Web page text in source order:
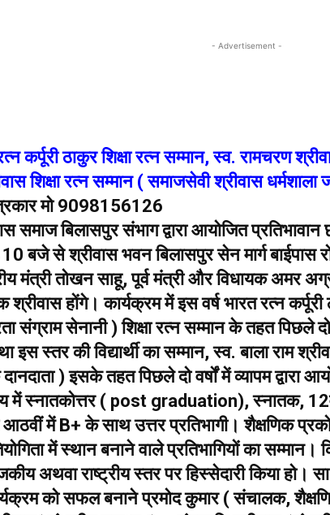
- Advertisement -
कर्पूरी ठाकुर शिक्षा रत्न सम्मान, स्व. रामचरण
शिक्षा रत्न सम्मान ( समाजसेवी श्रीवास
मो 9098156126
समाज बिलासपुर संभाग द्वारा आयोजित
बजे से श्रीवास भवन बिलासपुर सेन मार्ग बाईपास
मंत्री तोखन साहू, पूर्व मंत्री और विधायक अमर
श्रीवास होंगे। कार्यक्रम में इस वर्ष भारत रत्न
संग्राम सेनानी ) शिक्षा रत्न सम्मान के तहत पिछले
स्तर की विद्यार्थी का सम्मान, स्व. बाला राम
) इसके तहत पिछले दो वर्षों में व्यापम द्वारा
में स्नातकोत्तर ( post graduation), स्नातक,
आठवीं में B+ के साथ उत्तर प्रतिभागी। शैक्षणिक
में स्थान बनाने वाले प्रतिभागियों का
अथवा राष्ट्रीय स्तर पर हिस्सेदारी किया हो।
को सफल बनाने प्रमोद कुमार ( संचालक,